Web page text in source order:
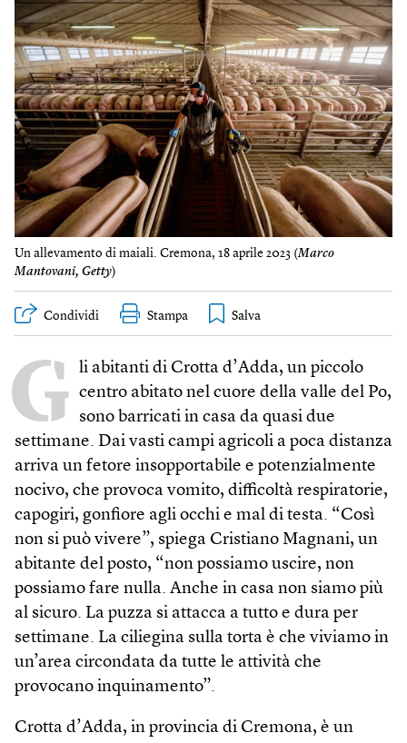
Un allevamento di maiali. Cremona, 18 aprile 2023 (Marco
Mantovani, Getty)
Condividi Stampa
G li abitanti di Crotta d’Adda, un piccolo
centro abitato nel cuore della valle del Po,
sono barricati in casa da quasi due
settimane. Dai vasti campi agricoli a poca distanza
arriva un fetore insopportabile e potenzialmente
nocivo, che provoca vomito, difficoltà respiratorie,
capogiri, gonfiore agli occhi e mal di testa. “Così
non si può vivere”, spiega Cristiano Magnani, un
abitante del posto, “non possiamo uscire, non
possiamo fare nulla. Anche in casa non siamo più
al sicuro. La puzza si attacca a tutto e dura per
settimane. La ciliegina sulla torta è che viviamo in
un’area circondata da tutte le attività che
provocano inquinamento”.
Crotta d’Adda, in provincia di Cremona, è un